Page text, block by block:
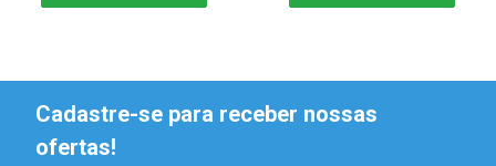
Cadastre-se para receber nossas
ofertas!